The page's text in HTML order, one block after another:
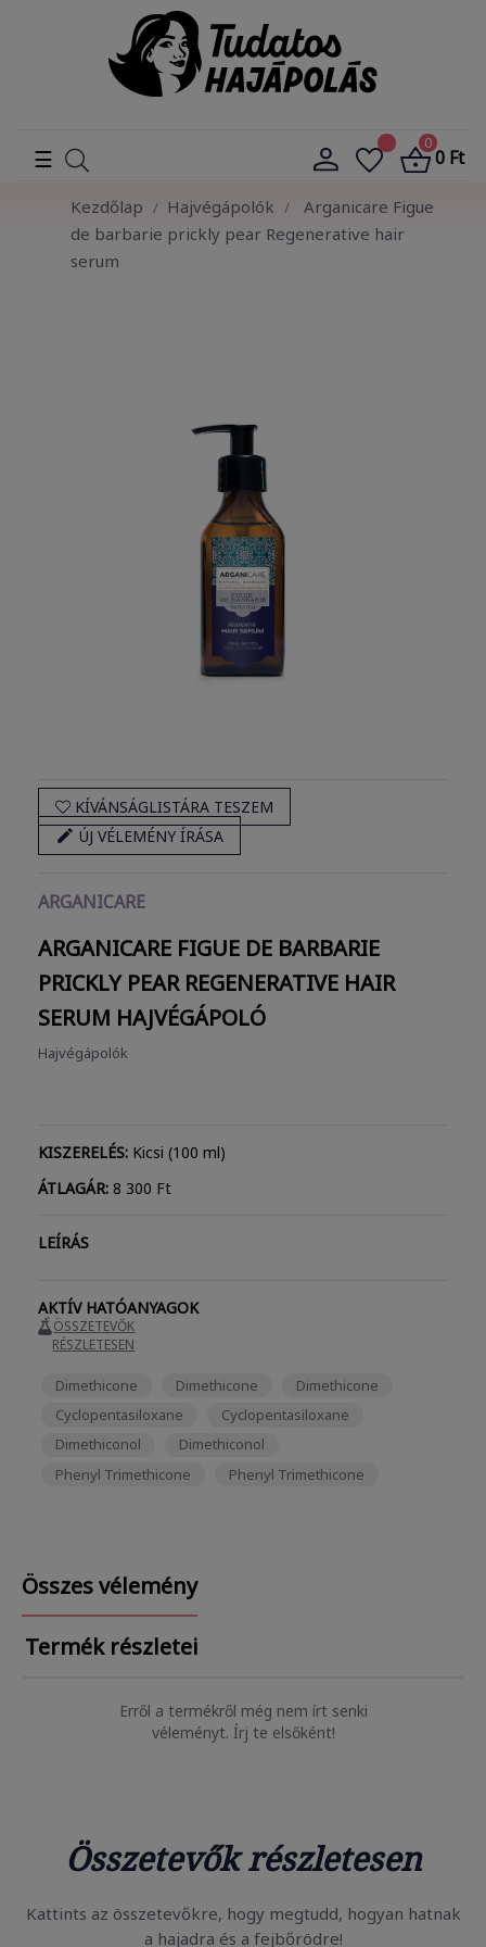
0
0 Ft
Toggle
navigation
☰
Kezdőlap Hajvégápolók
Arganicare Figue
de barbarie prickly pear Regenerative hair
serum
KÍVÁNSÁGLISTÁRA TESZEM
 ÚJ VÉLEMÉNY ÍRÁSA
ARGANICARE
ARGANICARE FIGUE DE BARBARIE
PRICKLY PEAR REGENERATIVE HAIR
SERUM HAJVÉGÁPOLÓ
Hajvégápolók
KISZERELÉS: Kicsi (100 ml)
ÁTLAGÁR: 8 300 Ft
LEÍRÁS
AKTÍV HATÓANYAGOK
ÖSSZETEVŐK
RÉSZLETESEN
Dimethicone Dimethicone
Dimethicone
Cyclopentasiloxane
Cyclopentasiloxane
Dimethiconol
Dimethiconol
Phenyl Trimethicone
Phenyl Trimethicone
Összes vélemény
Termék részletei
Erről a termékről még nem írt senki
véleményt. Írj te elsőként!
Összetevők részletesen
Kattints az összetevőkre, hogy megtudd, hogyan hatnak
a hajadra és a fejbőrödre!